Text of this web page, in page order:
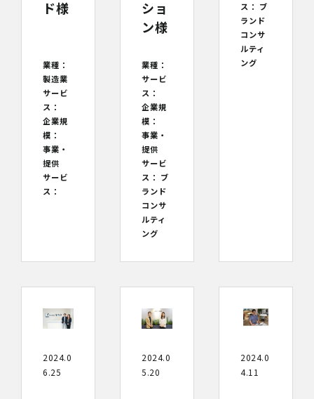
ド様
業種：
製造業
サービ
ス：
企業規
模：
事業・
提供
サービ
ス：
ショ
ン様
業種：
サービ
ス：
企業規
模：
事業・
提供
サービ
ス： ブ
ランド
コンサ
ルティ
ング
ス： ブ
ランド
コンサ
ルティ
ング
2024.0
6.25
2024.0
5.20
2024.0
4.11